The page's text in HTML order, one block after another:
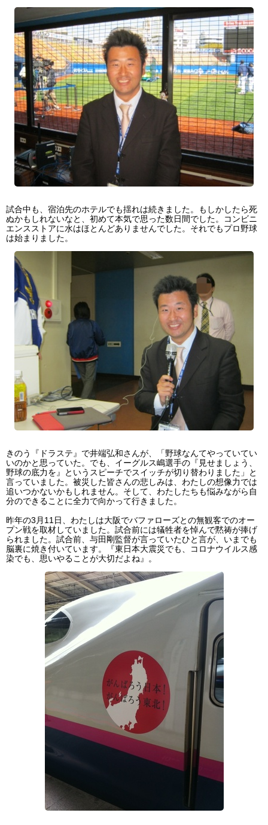
試合中も、宿泊先のホテルでも揺れは続きました。もしかしたら死
ぬかもしれないなと、初めて本気で思った数日間でした。コンビニ
エンスストアに水はほとんどありませんでした。それでもプロ野球
は始まりました。
きのう『ドラステ』で井端弘和さんが、「野球なんてやっていてい
いのかと思っていた。でも、イーグルス嶋選手の『見せましょう、
野球の底力を』というスピーチでスイッチが切り替わりました」と
言っていました。被災した皆さんの悲しみは、わたしの想像力では
追いつかないかもしれません。そして、わたしたちも悩みながら自
分のできることに全力で向かって行きました。
昨年の3月11日、わたしは大阪でバファローズとの無観客でのオー
プン戦を取材していました。試合前には犠牲者を悼んで黙祷が捧げ
られました。試合前、与田剛監督が言っていたひと言が、いまでも
脳裏に焼き付いています。『東日本大震災でも、コロナウイルス感
染でも、思いやることが大切だよね』。